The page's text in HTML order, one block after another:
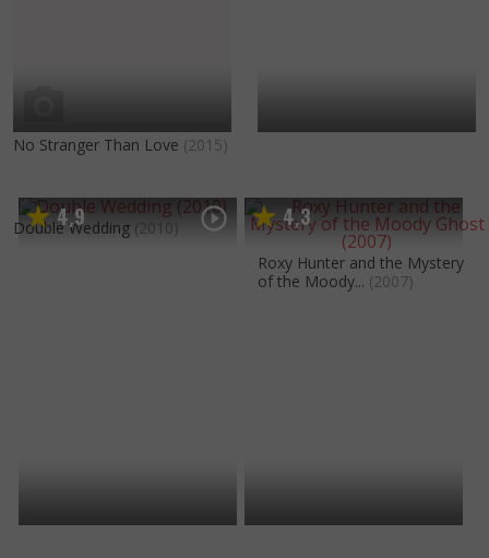
No Stranger Than Love (2015)
4,9
Double Wedding (2010) 4,3
Roxy Hunter and the Mystery
of the Moody... (2007)